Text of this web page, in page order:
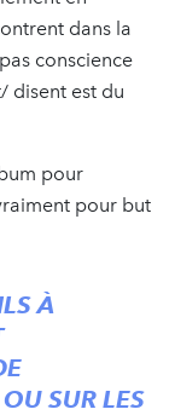
dans la
conscience
disent est du
pour
pour but
À
SUR LES